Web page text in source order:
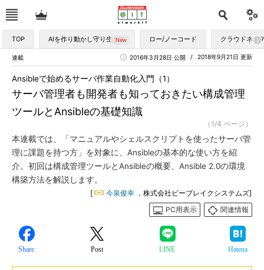
TOP AIを作り動かし守り生かす ロー/ノーコード クラウドネイ
連載 2018年9月21日 更新
2016年3月28日 公開
サーバ管理者も開発者も知っておきたい構成管理
ツールとAnsibleの基礎知識
Ansibleで始めるサーバ作業自動化入門（1）
（1/4 ページ）
本連載では、「マニュアルやシェルスクリプトを使ったサーバ管
理に課題を持つ方」を対象に、Ansibleの基本的な使い方を紹
介。初回は構成管理ツールとAnsibleの概要、Ansible 2.0の環境
構築方法を解説します。
[ 今泉俊幸 ，株式会社ビーブレイクシステムズ]
PC用表示
関連情報
Share Post LINE Hatena